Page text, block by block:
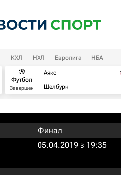
КХЛ НХЛ Евролига НБА
Футбол
Завершен
Аякс
Шелбурн
Финал
05.04.2019 в 19:35